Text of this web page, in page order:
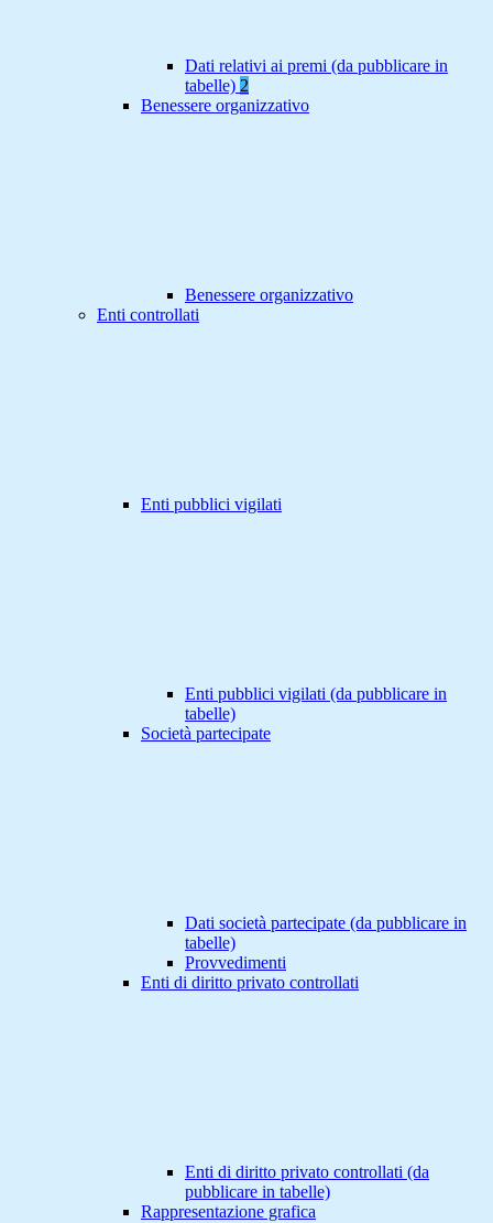
Dati relativi ai premi (da pubblicare in
tabelle) 2
Benessere organizzativo
Benessere organizzativo
Enti controllati
Enti pubblici vigilati
Enti pubblici vigilati (da pubblicare in
tabelle)
Società partecipate
Dati società partecipate (da pubblicare in
tabelle)
Provvedimenti
Enti di diritto privato controllati
Enti di diritto privato controllati (da
pubblicare in tabelle)
Rappresentazione grafica